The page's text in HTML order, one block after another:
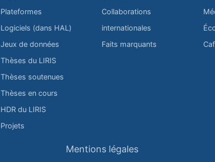
Plateformes
Logiciels (dans HAL)
Jeux de données
Thèses du LIRIS
Thèses soutenues
Thèses en cours
HDR du LIRIS
Projets
Collaborations
internationales
Faits marquants
Mentions légales